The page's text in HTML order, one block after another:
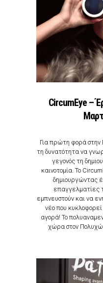
CircumEye –
Για πρώτη φορά στην
τη δυνατότητα να
γεγονός τη
καινοτομία. Το
δημιουργώντας
επαγγελματίες
εμπνευστούν και να
νέο που κυκλοφορεί
αγορά! Το
χώρα στον